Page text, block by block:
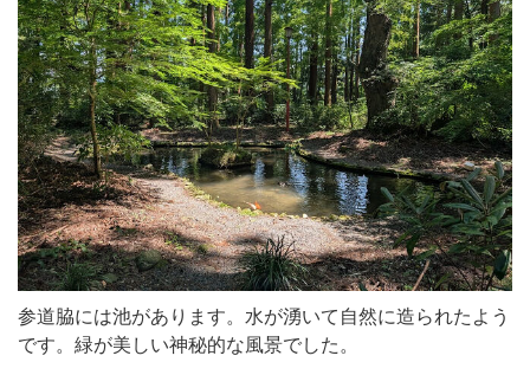
参道脇には池があります。水が湧いて自然に造られたよう
です。緑が美しい神秘的な風景でした。